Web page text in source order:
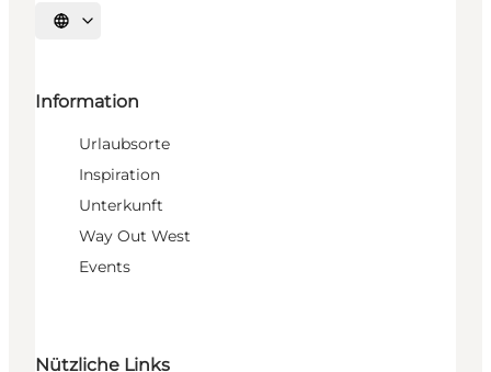
Sprache auswählen
Information
Urlaubsorte
Inspiration
Unterkunft
Way Out West
Events
Nützliche Links